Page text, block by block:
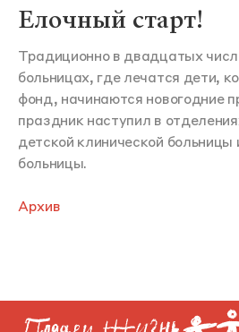
Елочный старт!
Традиционно в двадцатых
больницах, где лечатся дети,
фонд, начинаются новогодние
праздник наступил в
детской клинической
больницы.
Архив